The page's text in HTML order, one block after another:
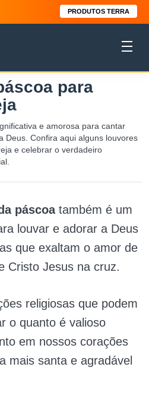
PRODUTOS TERRA
para
e amorosa para cantar
Deus. Confira aqui alguns louvores
e celebrar o verdadeiro
páscoatambém é um
louvar e adorar a Deus
que exaltam o amor de
Cristo Jesus na cruz.
religiosas que podem
o quanto é valioso
em nossos corações
mais santa e agradável